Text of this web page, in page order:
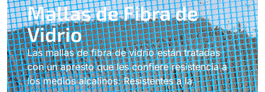
Mallas de Fibra de
Vidrio
Las mallas de fibra de vidrio están tratadas
con un apresto que les confiere resistencia a
los medios alcalinos. Resistentes a la